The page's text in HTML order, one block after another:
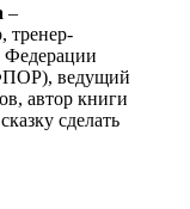
–
тренер-
Федерации
ведущий
автор книги
сделать